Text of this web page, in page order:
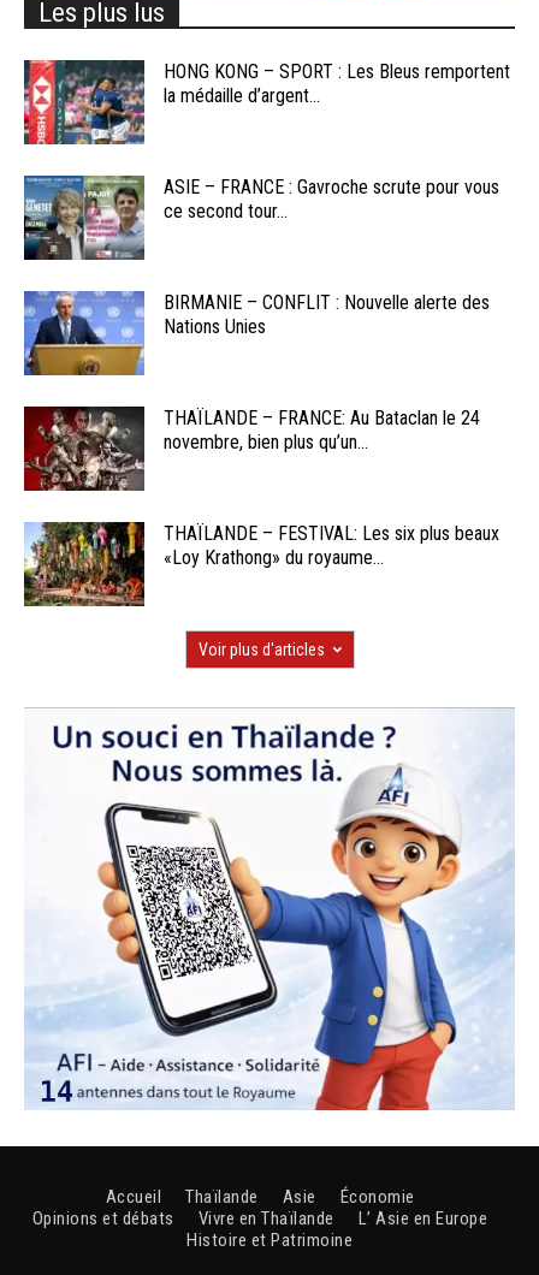
Les plus lus
HONG KONG – SPORT : Les Bleus remportent
la médaille d’argent...
ASIE – FRANCE : Gavroche scrute pour vous
ce second tour...
BIRMANIE – CONFLIT : Nouvelle alerte des
Nations Unies
THAÏLANDE – FRANCE: Au Bataclan le 24
novembre, bien plus qu’un...
THAÏLANDE – FESTIVAL: Les six plus beaux
«Loy Krathong» du royaume...
Voir plus d'articles
Accueil Thaïlande Asie
Économie
Opinions et débats
Vivre en Thaïlande
L’ Asie en Europe
Histoire et Patrimoine